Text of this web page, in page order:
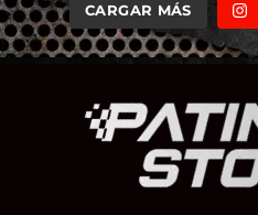
CARGAR MÁS